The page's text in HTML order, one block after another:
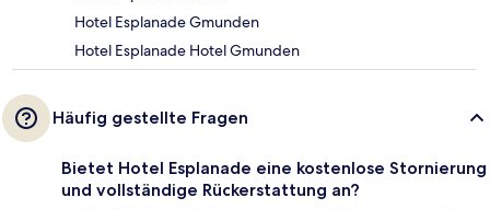
Hotel Esplanade Gmunden
Hotel Esplanade Hotel Gmunden
Häufig gestellte Fragen
Bietet Hotel Esplanade eine kostenlose Stornierung
und vollständige Rückerstattung an?